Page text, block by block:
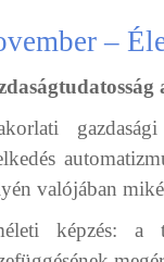
–
valójában
képzés: a